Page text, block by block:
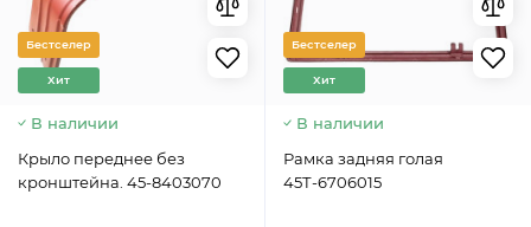
Бестселер
Хит
В наличии
Крыло переднее без
кронштейна. 45-8403070
Бестселер
Хит
В наличии
Рамка задняя голая
45Т-6706015